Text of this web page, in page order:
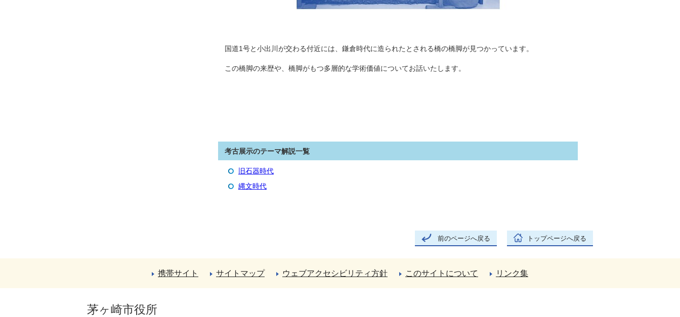
国道1号と小出川が交わる付近には、鎌倉時代に造られたとされる橋の橋脚が見つかっています。
この橋脚の来歴や、橋脚がもつ多層的な学術価値についてお話いたします。
考古展示のテーマ解説一覧
旧石器時代
縄文時代
前のページへ戻る トップページへ戻る
携帯サイト サイトマップ ウェブアクセシビリティ方針 このサイトについて リンク集
茅ヶ崎市役所